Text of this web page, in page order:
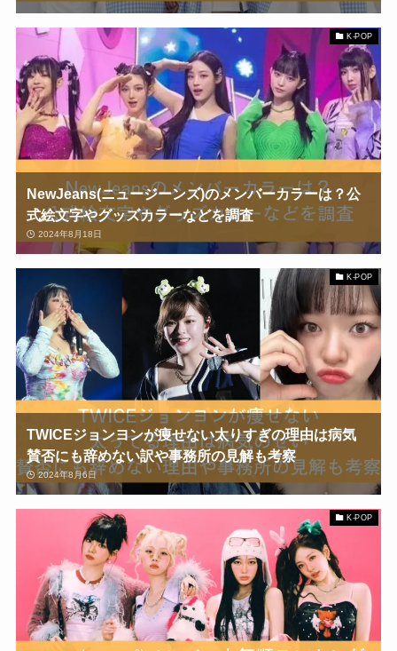
K-POP
NewJeans(ニュージーンズ)のメンバーカラーは？公
式絵文字やグッズカラーなどを調査
2024年8月18日
K-POP
TWICEジョンヨンが痩せない太りすぎの理由は病気
賛否にも辞めない訳や事務所の見解も考察
2024年8月6日
K-POP